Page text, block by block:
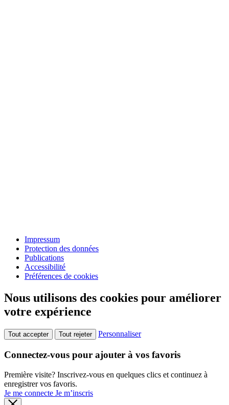
Impressum
Protection des données
Publications
Accessibilité
Préférences de cookies
Nous utilisons des cookies pour améliorer
votre expérience
Tout accepter Tout rejeter Personnaliser
Connectez-vous pour ajouter à vos favoris
Première visite? Inscrivez-vous en quelques clics et continuez à
enregistrer vos favoris.
Je me connecte Je m’inscris